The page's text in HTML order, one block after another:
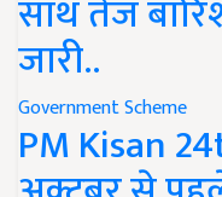
साथ तेज
जारी..
Government Scheme
PM Kisan